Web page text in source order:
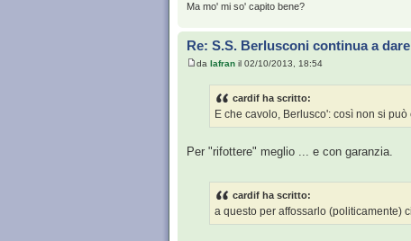
Ma mo' mi so' capito bene?
Re: S.S. Berlusconi continua a
da Iafran il 02/10/2013, 18:54
cardif ha scritto:
E che cavolo, Berlusco': così non si
Per "rifottere" meglio ... e con garanzia.
cardif ha scritto:
a questo per affossarlo (politicamente)